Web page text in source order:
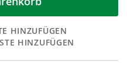
HINZUFÜGEN
HINZUFÜGEN